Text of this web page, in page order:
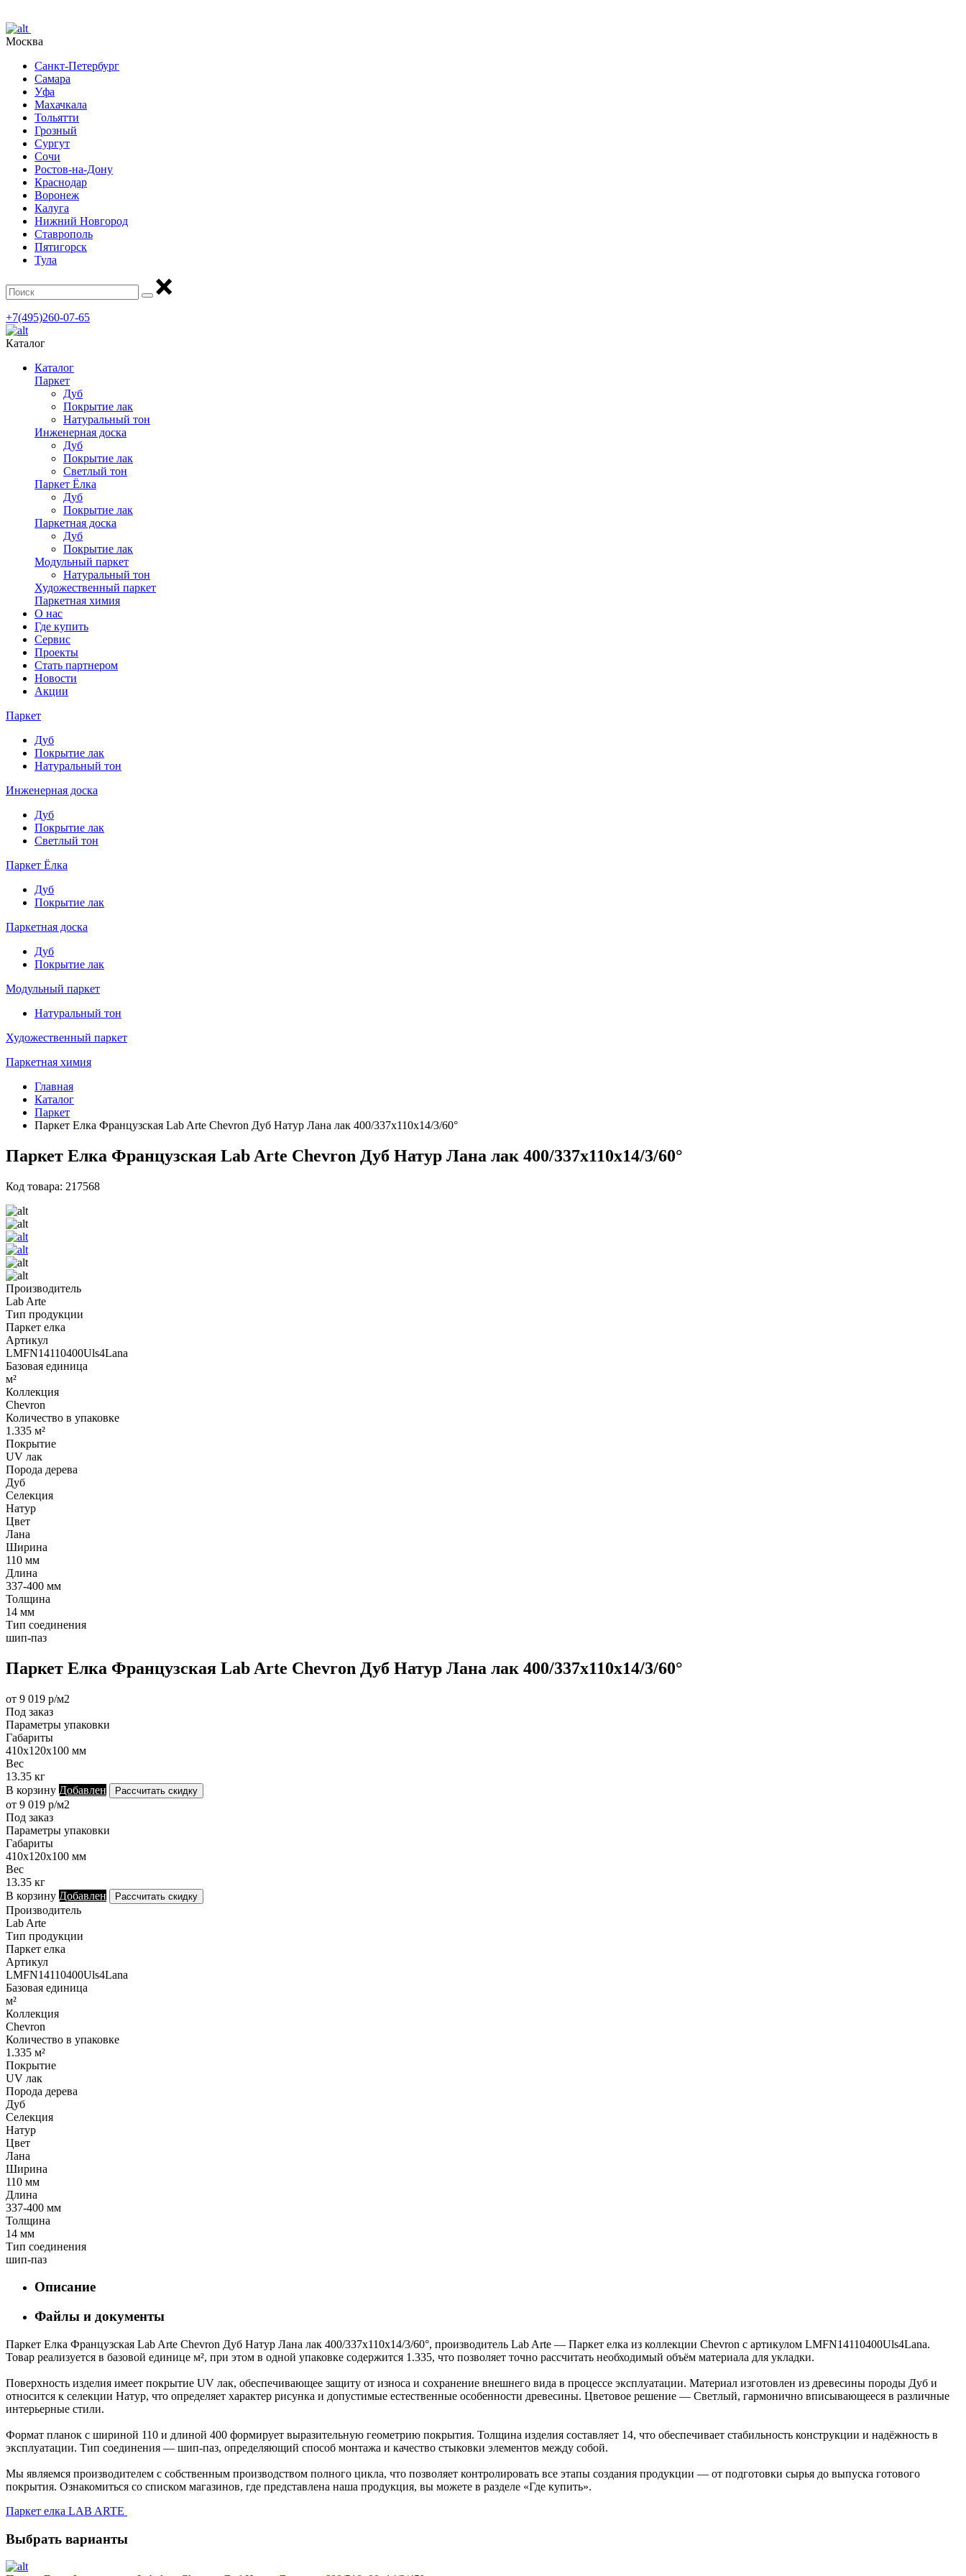
Москва
Санкт-Петербург
Самара
Уфа
Махачкала
Тольятти
Грозный
Сургут
Сочи
Ростов-на-Дону
Краснодар
Воронеж
Калуга
Нижний Новгород
Ставрополь
Пятигорск
Тула
+7(495)260-07-65
Каталог
Каталог
Паркет
Дуб
Покрытие лак
Натуральный тон
Инженерная доска
Дуб
Покрытие лак
Светлый тон
Паркет Ёлка
Дуб
Покрытие лак
Паркетная доска
Дуб
Покрытие лак
Модульный паркет
Натуральный тон
Художественный паркет
Паркетная химия
О нас
Где купить
Сервис
Проекты
Стать партнером
Новости
Акции
Паркет
Дуб
Покрытие лак
Натуральный тон
Инженерная доска
Дуб
Покрытие лак
Светлый тон
Паркет Ёлка
Дуб
Покрытие лак
Паркетная доска
Дуб
Покрытие лак
Модульный паркет
Натуральный тон
Художественный паркет
Паркетная химия
Главная
Каталог
Паркет
Паркет Елка Французская Lab Arte Chevron Дуб Натур Лана лак 400/337х110х14/3/60°
Паркет Елка Французская Lab Arte Chevron Дуб Натур Лана лак 400/337х110х14/3/60°
Код товара: 217568
Производитель
Lab Arte
Тип продукции
Паркет елка
Артикул
LMFN14110400Uls4Lana
Базовая единица
м²
Коллекция
Chevron
Количество в упаковке
1.335 м²
Покрытие
UV лак
Порода дерева
Дуб
Селекция
Натур
Цвет
Лана
Ширина
110 мм
Длина
337-400 мм
Толщина
14 мм
Тип соединения
шип-паз
Паркет Елка Французская Lab Arte Chevron Дуб Натур Лана лак 400/337х110х14/3/60°
от 9 019 р/м2
Под заказ
Параметры упаковки
Габариты
410х120х100 мм
Вес
13.35 кг
В корзину Добавлен Рассчитать скидку
от 9 019 р/м2
Под заказ
Параметры упаковки
Габариты
410х120х100 мм
Вес
13.35 кг
В корзину Добавлен Рассчитать скидку
Производитель
Lab Arte
Тип продукции
Паркет елка
Артикул
LMFN14110400Uls4Lana
Базовая единица
м²
Коллекция
Chevron
Количество в упаковке
1.335 м²
Покрытие
UV лак
Порода дерева
Дуб
Селекция
Натур
Цвет
Лана
Ширина
110 мм
Длина
337-400 мм
Толщина
14 мм
Тип соединения
шип-паз
Описание
Файлы и документы
Паркет Елка Французская Lab Arte Chevron Дуб Натур Лана лак 400/337х110х14/3/60°, производитель Lab Arte — Паркет елка из коллекции Chevron с артикулом LMFN14110400Uls4Lana.
Товар реализуется в базовой единице м², при этом в одной упаковке содержится 1.335, что позволяет точно рассчитать необходимый объём материала для укладки.
Поверхность изделия имеет покрытие UV лак, обеспечивающее защиту от износа и сохранение внешнего вида в процессе эксплуатации. Материал изготовлен из древесины породы Дуб и
относится к селекции Натур, что определяет характер рисунка и допустимые естественные особенности древесины. Цветовое решение — Светлый, гармонично вписывающееся в различные
интерьерные стили.
Формат планок с шириной 110 и длиной 400 формирует выразительную геометрию покрытия. Толщина изделия составляет 14, что обеспечивает стабильность конструкции и надёжность в
эксплуатации. Тип соединения — шип-паз, определяющий способ монтажа и качество стыковки элементов между собой.
Мы являемся производителем с собственным производством полного цикла, что позволяет контролировать все этапы создания продукции — от подготовки сырья до выпуска готового
покрытия. Ознакомиться со списком магазинов, где представлена наша продукция, вы можете в разделе «Где купить».
Паркет елка LAB ARTE
Выбрать варианты